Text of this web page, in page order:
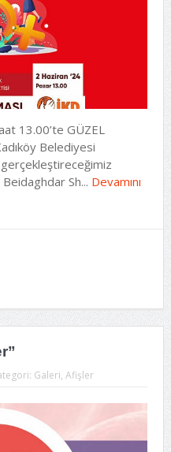
13.00’te GÜZEL
Belediyesi
Sh... Devamını
Galeri, Afişler